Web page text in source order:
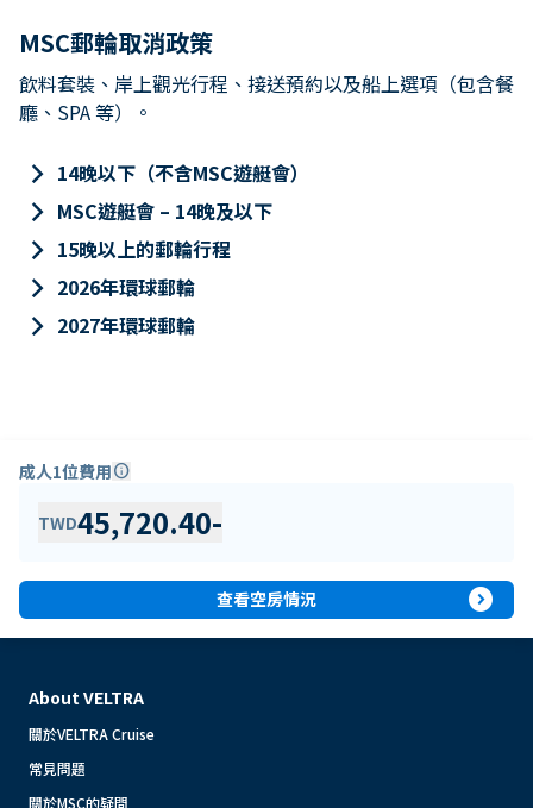
MSC郵輪取消政策
飲料套裝、岸上觀光行程、接送預約以及船上選項（包含餐
廳、SPA 等）。
keyboard_arrow_right 14晚以下（不含MSC遊艇會）
keyboard_arrow_right MSC遊艇會 – 14晚及以下
keyboard_arrow_right 15晚以上的郵輪行程
keyboard_arrow_right 2026年環球郵輪
keyboard_arrow_right 2027年環球郵輪
成人1位費用info
TWD45,720.40-
查看空房情況 expand_circle_right
About VELTRA
關於VELTRA Cruise
常見問題
關於MSC的疑問